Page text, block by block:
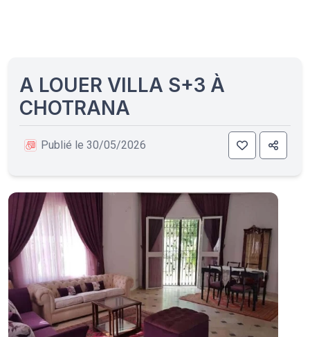
A LOUER VILLA S+3 À
CHOTRANA
Publié le 30/05/2026